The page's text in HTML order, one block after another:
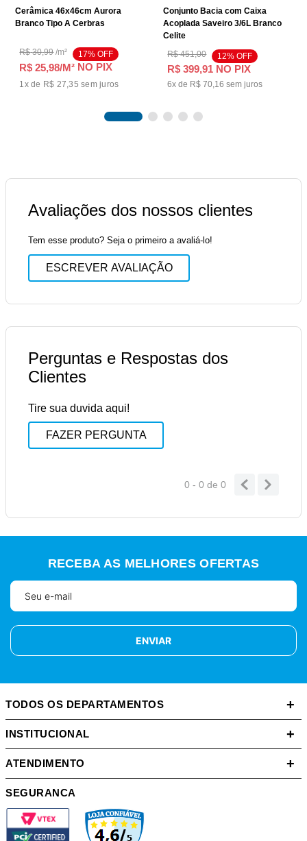
Cerâmica 46x46cm Aurora
Branco Tipo A Cerbras
R$ 30,99/m² 17% OFF
R$ 25,98/M² NO PIX
1x de R$ 27,35 sem juros
Conjunto Bacia com Caixa
Acoplada Saveiro 3/6L Branco
Celite
R$ 451,00 12% OFF
R$ 399,91 NO PIX
6x de R$ 70,16 sem juros
Avaliações dos nossos clientes
Tem esse produto? Seja o primeiro a avaliá-lo!
ESCREVER AVALIAÇÃO
Perguntas e Respostas dos
Clientes
Tire sua duvida aqui!
FAZER PERGUNTA
0 - 0 de 0
RECEBA AS MELHORES OFERTAS
ENVIAR
TODOS OS DEPARTAMENTOS +
INSTITUCIONAL +
ATENDIMENTO +
SEGURANCA